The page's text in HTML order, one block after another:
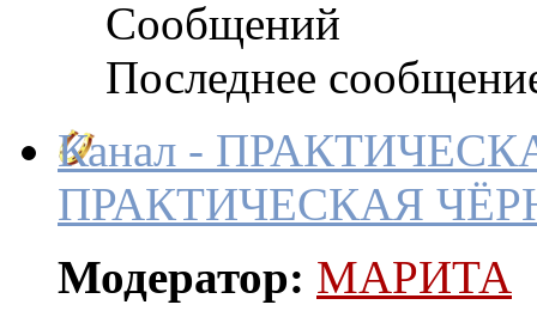
Сообщений
Последнее
Канал -
ПРАКТИЧЕСКАЯ
Модератор: МАРИТА